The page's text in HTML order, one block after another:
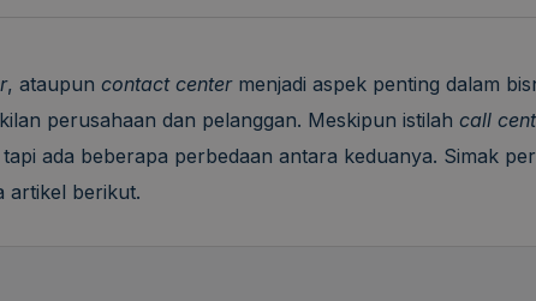
, ataupun contact centermenjadi aspek penting dalam
perusahaan dan pelanggan. Meskipun istilah call
ada beberapa perbedaan antara keduanya. Simak
artikel berikut.